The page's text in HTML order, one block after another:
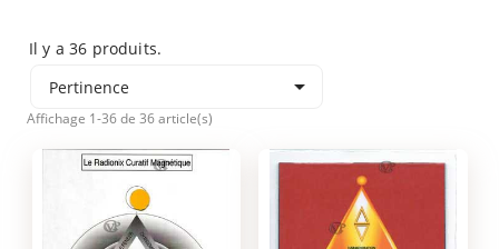
Il y a 36 produits.
Pertinence

Affichage 1-36 de 36 article(s)